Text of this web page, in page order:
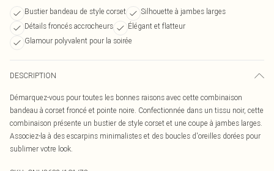
Bustier bandeau de style corset
Silhouette à jambes larges
Détails froncés accrocheurs
Élégant et flatteur
Glamour polyvalent pour la soirée
DESCRIPTION
Démarquez-vous pour toutes les bonnes raisons avec cette combinaison
bandeau à corset froncé et pointe noire. Confectionnée dans un tissu noir, cette
combinaison présente un bustier de style corset et une coupe à jambes larges.
Associez-la à des escarpins minimalistes et des boucles d'oreilles dorées pour
sublimer votre look.